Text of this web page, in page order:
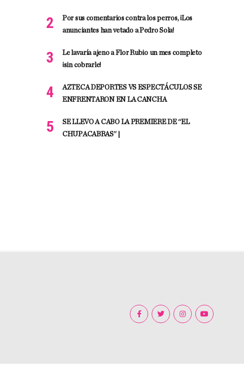
Por sus comentarios contra los perros, ¡Los
anunciantes han vetado a Pedro Sola!
Le lavaría ajeno a Flor Rubio un mes completo
¡sin cobrarle!
AZTECA DEPORTES VS ESPECTÁCULOS SE
ENFRENTARON EN LA CANCHA
SE LLEVO A CABO LA PREMIERE DE “EL
CHUPACABRAS” |